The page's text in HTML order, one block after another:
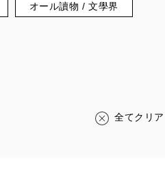
オール讀物 / 文學界
全てクリア